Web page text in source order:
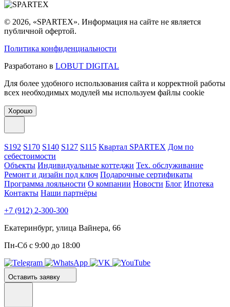
© 2026, «SPARTEX». Информация на сайте не является
публичной офертой.
Политика конфиденциальности
Разработано в LOBUT DIGITAL
Для более удобного использования сайта и корректной работы
всех необходимых модулей мы используем файлы cookie
Хорошо
S192 S170 S140 S127 S115 Квартал SPARTEX Дом по
себестоимости
Объекты Индивидуальные коттеджи Тех. обслуживание
Ремонт и дизайн под ключ Подарочные сертификаты
Программа лояльности О компании Новости Блог Ипотека
Контакты Наши партнёры
+7 (912) 2-300-300
Екатеринбург, улица Вайнера, 66
Пн-Сб с 9:00 до 18:00
Оставить заявку